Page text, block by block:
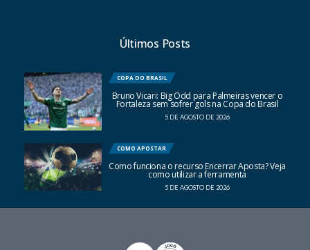
Últimos Posts
COPA DO BRASIL
Bruno Vicari: Big Odd para Palmeiras vencer o
Fortaleza sem sofrer gols na Copa do Brasil
5 DE AGOSTO DE 2026
COMO APOSTAR
Como funciona o recurso Encerrar Aposta? Veja
como utilizar a ferramenta
5 DE AGOSTO DE 2026